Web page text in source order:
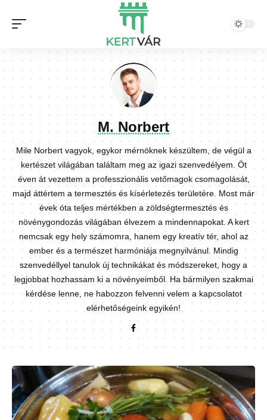
M. Norbert
Mile Norbert vagyok, egykor mérnöknek készültem, de végül a
kertészet világában találtam meg az igazi szenvedélyem. Öt
éven át vezettem a professzionális vetőmagok csomagolását,
majd áttértem a termesztés és kísérletezés területére. Most már
évek óta teljes mértékben a zöldségtermesztés és
növénygondozás világában élvezem a mindennapokat. A kert
nemcsak egy hely számomra, hanem egy kreatív tér, ahol az
ember és a természet harmóniája megnyilvánul. Mindig
szenvedéllyel tanulok új technikákat és módszereket, hogy a
legjobbat hozhassam ki a növényeimből. Ha bármilyen szakmai
kérdése lenne, ne habozzon felvenni velem a kapcsolatot
elérhetőségeink egyikén!